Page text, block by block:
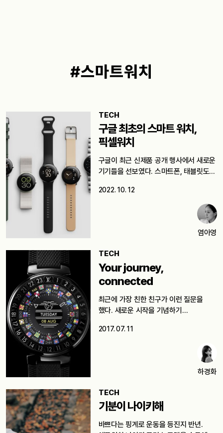
#스마트워치
TECH
구글 최초의 스마트 워치,
픽셀워치
구글이 최근 신제품 공개 행사에서 새로운
기기들을 선보였다. 스마트폰, 태블릿도…
2022. 10. 12
염아영
TECH
Your journey,
connected
최근에 가장 친한 친구가 이런 질문을
했다. 새로운 시작을 기념하기…
2017. 07. 11
하경화
TECH
기분이 나이키해
바쁘다는 핑계로 운동을 등진지 반년.